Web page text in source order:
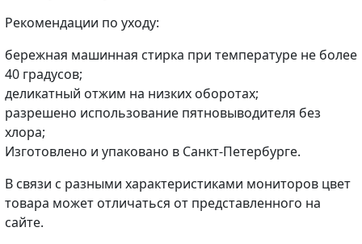
Рекомендации по уходу:
бережная машинная стирка при температуре не более
40 градусов;
деликатный отжим на низких оборотах;
разрешено использование пятновыводителя без
хлора;
Изготовлено и упаковано в Санкт-Петербурге.
В связи с разными характеристиками мониторов цвет
товара может отличаться от представленного на
сайте.